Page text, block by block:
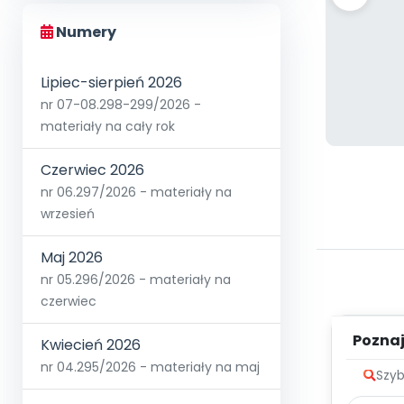
Numery
Lipiec-sierpień 2026
nr 07-08.298-299/2026 -
materiały na cały rok
Czerwiec 2026
nr 06.297/2026 - materiały na
wrzesień
Maj 2026
nr 05.296/2026 - materiały na
czerwiec
Kwiecień 2026
nr 04.295/2026 - materiały na maj